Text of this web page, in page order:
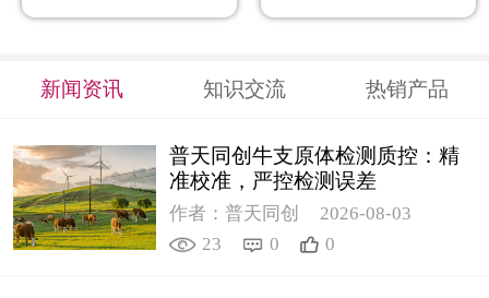
新闻资讯 知识交流 热销产品
普天同创牛支原体检测质控：精
准校准，严控检测误差
作者：普天同创
2026-08-03
23
0 0